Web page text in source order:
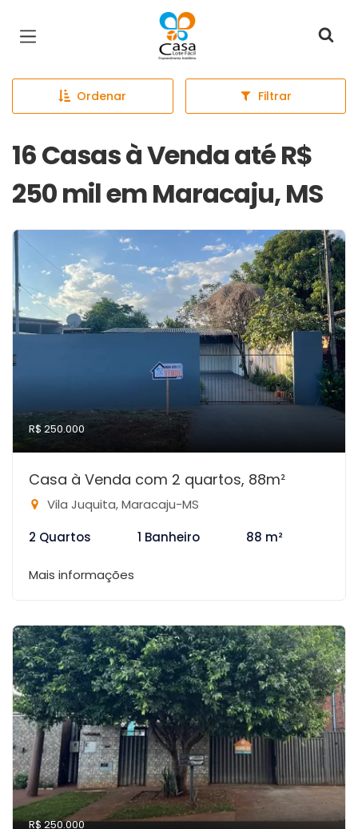
Página inicial
Ordenar Filtrar
16 Casas à Venda até R$
250 mil em Maracaju, MS
R$ 250.000
Casa à Venda com 2 quartos, 88m²
Vila Juquita, Maracaju-MS
2 Quartos
1 Banheiro 88 m²
Mais informações
R$ 250.000